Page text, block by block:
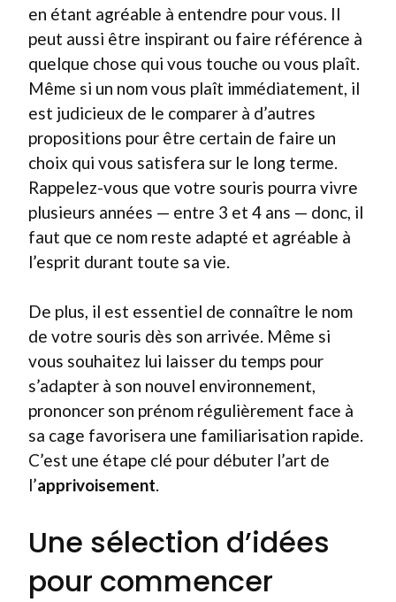
en étant agréable à entendre pour vous. Il
peut aussi être inspirant ou faire référence à
quelque chose qui vous touche ou vous plaît.
Même si un nom vous plaît immédiatement, il
est judicieux de le comparer à d’autres
propositions pour être certain de faire un
choix qui vous satisfera sur le long terme.
Rappelez-vous que votre souris pourra vivre
plusieurs années — entre 3 et 4 ans — donc, il
faut que ce nom reste adapté et agréable à
l’esprit durant toute sa vie.
De plus, il est essentiel de connaître le nom
de votre souris dès son arrivée. Même si
vous souhaitez lui laisser du temps pour
s’adapter à son nouvel environnement,
prononcer son prénom régulièrement face à
sa cage favorisera une familiarisation rapide.
C’est une étape clé pour débuter l’art de
l’apprivoisement.
Une sélection d’idées
pour commencer